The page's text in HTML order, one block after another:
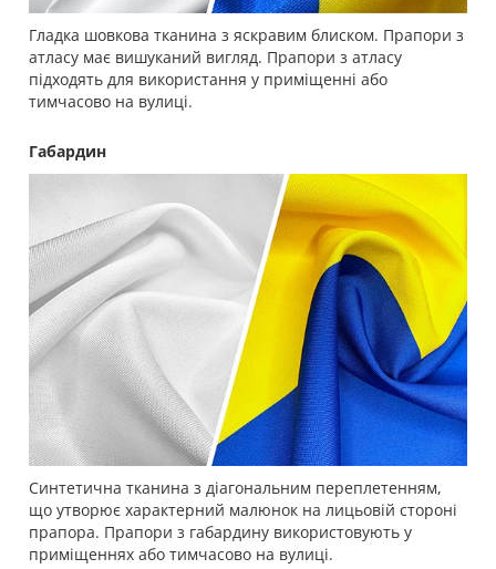
Гладка шовкова тканина з яскравим блиском. Прапори з
атласу має вишуканий вигляд. Прапори з атласу
підходять для використання у приміщенні або
тимчасово на вулиці.
Габардин
Синтетична тканина з діагональним переплетенням,
що утворює характерний малюнок на лицьовій стороні
прапора. Прапори з габардину використовують у
приміщеннях або тимчасово на вулиці.